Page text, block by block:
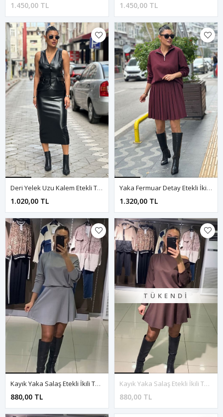
1.450,00 TL 1.450,00 TL
Deri Yelek Uzu Kalem Etekli Takım-Siyah
1.020,00 TL
Yaka Fermuar Detay Etekli İkili Takım-Bordo
1.320,00 TL
Kayık Yaka Salaş Etekli İkili Takım-Gri
880,00 TL
TÜKENDI
Kayık Yaka Salaş Etekli İkili Takım-Kahve
880,00 TL